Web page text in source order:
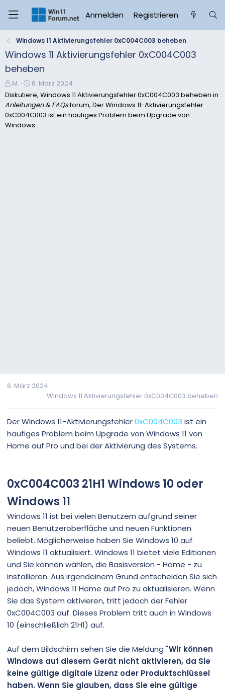
Anmelden Registrieren
Windows 11 Aktivierungsfehler 0xC004C003 beheben
Windows 11 Aktivierungsfehler 0xC004C003
beheben
E
r
s
t
e
M.
E
r
s
t
e
6. März 2024
Diskutiere, Windows 11 Aktivierungsfehler 0xC004C003 beheben in
Anleitungen & FAQsforum; Der Windows 11-Aktivierungsfehler
0xC004C003 ist ein häufiges Problem beim Upgrade von
Windows...
6. März 2024
Windows 11 Aktivierungsfehler 0xC004C003 beheben
Der Windows 11-Aktivierungsfehler0xC004C003 ist ein
häufiges Problem beim Upgrade von Windows 11 von
Home auf Pro und bei der Aktivierung des Systems.
0xC004C003 21H1 Windows 10 oder
Windows 11
Windows 11 ist bei vielen Benutzern aufgrund seiner
neuen Benutzeroberfläche und neuen Funktionen
beliebt. Möglicherweise haben Sie Windows 10 auf
Windows 11 aktualisiert. Windows 11 bietet viele Editionen
und Sie können wählen, die Basisversion - Home - zu
installieren. Aus irgendeinem Grund entscheiden Sie sich
jedoch, Windows 11 Home auf Pro zu aktualisieren. Wenn
Sie das System aktivieren, tritt jedoch der Fehler
0xC004C003 auf. Dieses Problem tritt auch in Windows
10 (einschließlich 21H1) auf.
Auf dem Bildschirm sehen Sie die Meldung "Wir können
Windows auf diesem Gerät nicht aktivieren, da Sie
keine gültige digitale Lizenz oder Produktschlüssel
haben. Wenn Sie glauben, dass Sie eine gültige